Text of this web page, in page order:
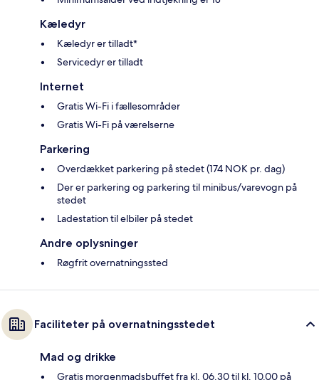
Kæledyr
Kæledyr er tilladt*
Servicedyr er tilladt
Internet
Gratis Wi-Fi i fællesområder
Gratis Wi-Fi på værelserne
Parkering
Overdækket parkering på stedet (174 NOK pr. dag)
Der er parkering og parkering til minibus/varevogn på
stedet
Ladestation til elbiler på stedet
Andre oplysninger
Røgfrit overnatningssted
Faciliteter på overnatningsstedet
Mad og drikke
Gratis morgenmadsbuffet fra kl. 06.30 til kl. 10.00 på